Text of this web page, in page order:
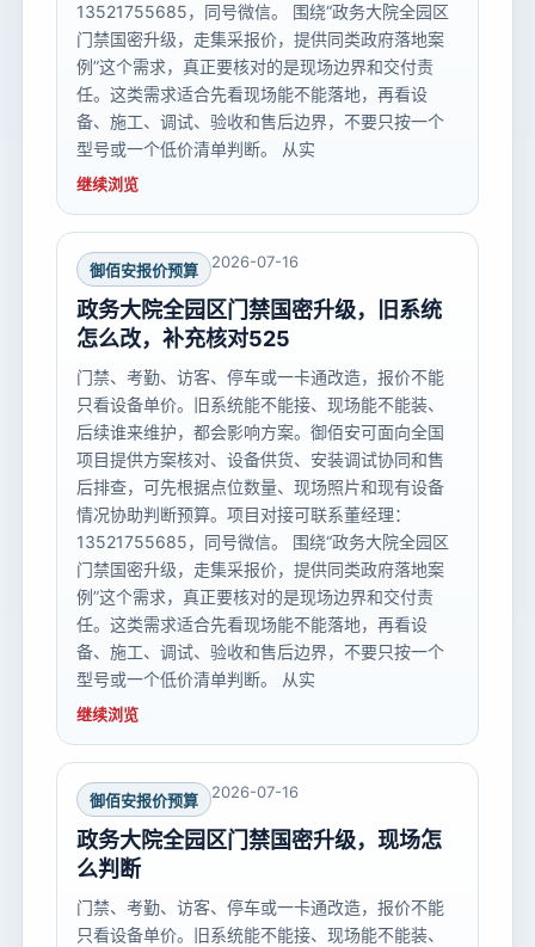
13521755685，同号微信。 围绕“政务大院全园区
门禁国密升级，走集采报价，提供同类政府落地案
例”这个需求，真正要核对的是现场边界和交付责
任。这类需求适合先看现场能不能落地，再看设
备、施工、调试、验收和售后边界，不要只按一个
型号或一个低价清单判断。 从实
继续浏览
御佰安报价预算 2026-07-16
政务大院全园区门禁国密升级，旧系统
怎么改，补充核对525
门禁、考勤、访客、停车或一卡通改造，报价不能
只看设备单价。旧系统能不能接、现场能不能装、
后续谁来维护，都会影响方案。御佰安可面向全国
项目提供方案核对、设备供货、安装调试协同和售
后排查，可先根据点位数量、现场照片和现有设备
情况协助判断预算。项目对接可联系董经理：
13521755685，同号微信。 围绕“政务大院全园区
门禁国密升级，走集采报价，提供同类政府落地案
例”这个需求，真正要核对的是现场边界和交付责
任。这类需求适合先看现场能不能落地，再看设
备、施工、调试、验收和售后边界，不要只按一个
型号或一个低价清单判断。 从实
继续浏览
御佰安报价预算 2026-07-16
政务大院全园区门禁国密升级，现场怎
么判断
门禁、考勤、访客、停车或一卡通改造，报价不能
只看设备单价。旧系统能不能接、现场能不能装、